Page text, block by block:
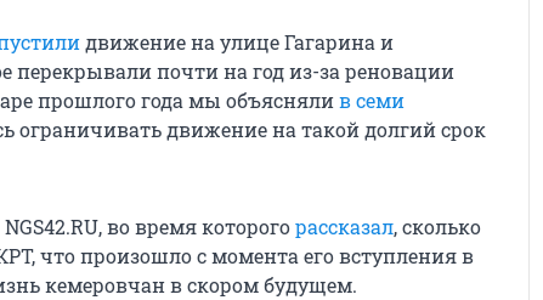
движение на улице Гагарина и
перекрывали почти на год из-за реновации
прошлого года мы объяснялив семи
ограничивать движение на такой долгий срок
во время которогорассказал, сколько
что произошло с момента его вступления в
кемеровчан в скором будущем.